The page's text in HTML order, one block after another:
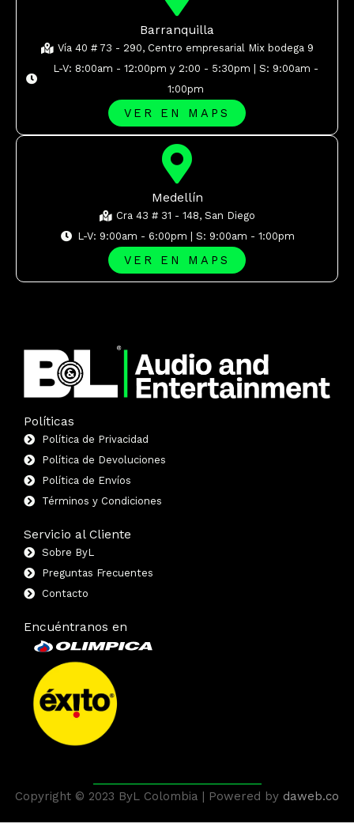
Barranquilla
Vía 40 # 73 - 290, Centro empresarial Mix bodega 9
L-V: 8:00am - 12:00pm y 2:00 - 5:30pm | S: 9:00am -
1:00pm
VER EN MAPS
Medellín
Cra 43 # 31 - 148, San Diego
L-V: 9:00am - 6:00pm | S: 9:00am - 1:00pm
VER EN MAPS
Políticas
Política de Privacidad
Política de Devoluciones
Política de Envíos
Términos y Condiciones
Servicio al Cliente
Sobre ByL
Preguntas Frecuentes
Contacto
Encuéntranos en
Copyright © 2023 ByL Colombia | Powered by daweb.co